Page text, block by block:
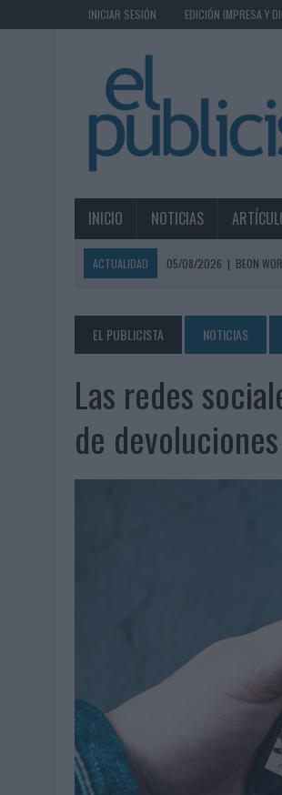
INICIAR SESIÓN EDICIÓN IMPRESA Y
INICIO NOTICIAS
ACTUALIDAD 05/08/2026 | BEON
05/08/2026 | LOPESAN HOTELS &
LUIS ARQUILLOS (BURGO
MONEDA”
04/08/2026 |
‘EL PARAÍSO MÁS
‘EL FÚTBOL SIN LAS
CAPAZ, LA CERVEZA QUE
BABARIA Y MAXIBON SON
AUDIBLE REIVINDICA EL
‘VUELVE EL FÚTBOL.
MOVISTAR APELA A LA
| EL REAL BETIS INVITA A
03/08/2026
KFC CONVIERTE LOS
03/08/2026
BACK MARKET PONE A LA
03/08/2026
PRESENTADO EL JURADO
EL PUBLICISTA NOTICIAS
Las redes
de devoluciones